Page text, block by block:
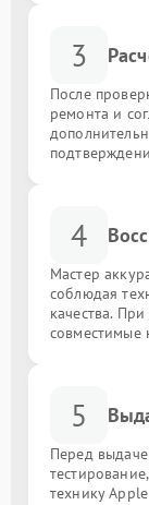
3
После
ремонта и
4
Мастер
соблюдая
качества.
совместимые
5
Перед
технику